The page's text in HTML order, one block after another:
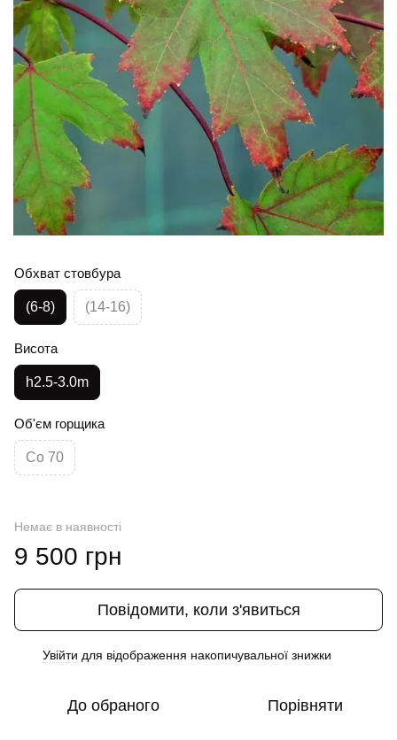
Обхват стовбура
(6-8) (14-16)
Висота
h2.5-3.0m
Об'єм горщика
Co 70
Немає в наявності
9 500 грн
Повідомити, коли з'явиться
Увійти для відображення накопичувальної знижки
До обраного Порівняти